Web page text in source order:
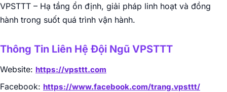
VPSTTT – Hạ tầng ổn định, giải pháp linh hoạt và đồng
hành trong suốt quá trình vận hành.
Thông Tin Liên Hệ Đội Ngũ VPSTTT
Website: https://vpsttt.com
Facebook: https://www.facebook.com/trang.vpsttt/